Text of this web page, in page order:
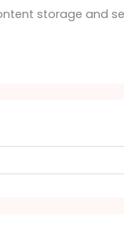
storage and